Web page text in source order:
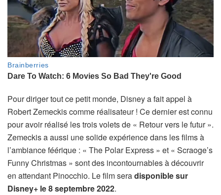
Pour diriger tout ce petit monde, Disney a fait appel à
Robert Zemeckis comme réalisateur ! Ce dernier est connu
pour avoir réalisé les trois volets de « Retour vers le futur ».
Zemeckis a aussi une solide expérience dans les films à
l’ambiance féérique : « The Polar Express » et « Scraoge’s
Funny Christmas » sont des incontournables à découvrir
en attendant Pinocchio. Le film seradisponible sur
Disney+ le 8 septembre 2022.